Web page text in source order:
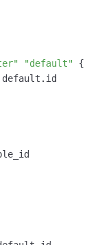
"default"
{